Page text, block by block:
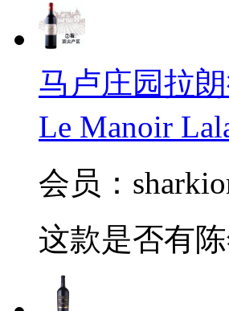
马卢庄园拉
Le Manoir
会员：
这款是否有